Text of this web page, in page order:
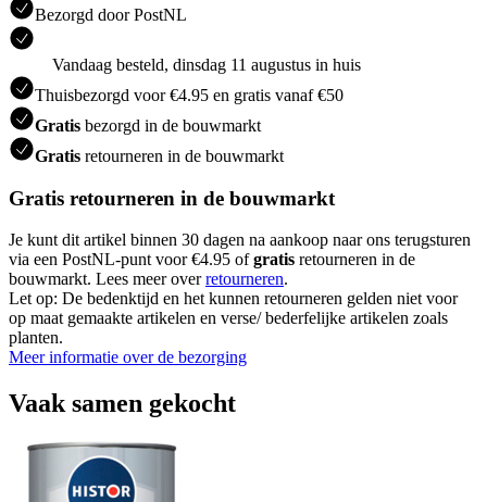
Bezorgd door PostNL
Vandaag besteld, dinsdag 11 augustus in huis
Thuisbezorgd voor €4.95 en gratis vanaf €50
Gratis bezorgd in de bouwmarkt
Gratis retourneren in de bouwmarkt
Gratis retourneren in de bouwmarkt
Je kunt dit artikel binnen 30 dagen na aankoop naar ons terugsturen
via een PostNL-punt voor €4.95 ofgratis retourneren in de
bouwmarkt. Lees meer overretourneren.
Let op: De bedenktijd en het kunnen retourneren gelden niet voor
op maat gemaakte artikelen en verse/ bederfelijke artikelen zoals
planten.
Meer informatie over de bezorging
Vaak samen gekocht